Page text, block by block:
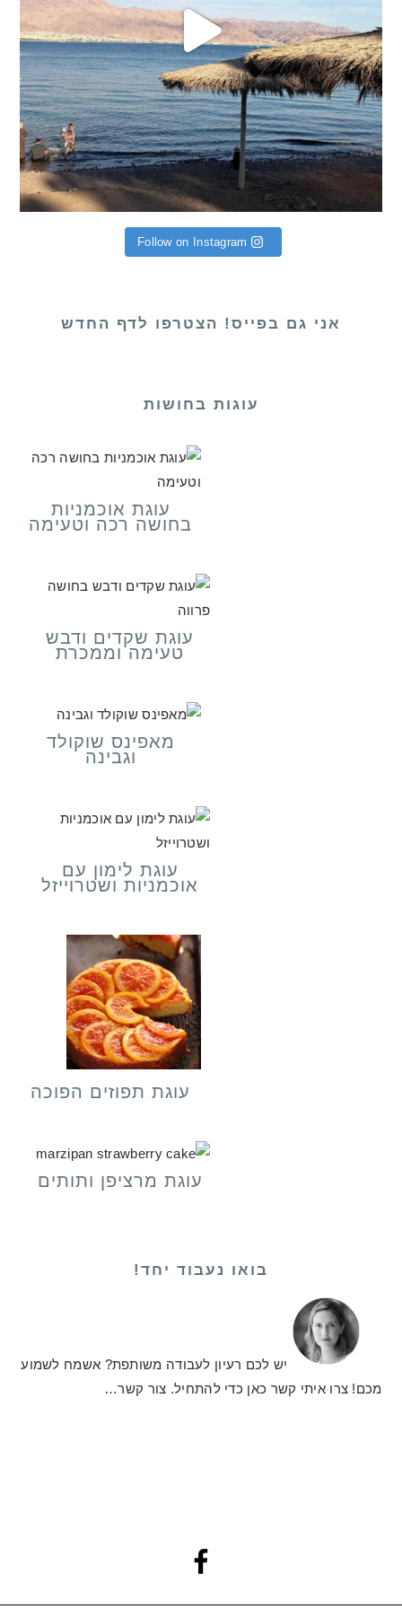
Follow on Instagram
אני גם בפייס! הצטרפו לדף החדש
עוגות בחושות
עוגת אוכמניות
בחושה רכה וטעימה
עוגת שקדים ודבש
טעימה וממכרת
מאפינס שוקולד
וגבינה
עוגת לימון עם
אוכמניות ושטרוייזל
עוגת תפוזים הפוכה
עוגת מרציפן ותותים
בואו נעבוד יחד!
יש לכם רעיון לעבודה משותפת? אשמח לשמוע
מכם! צרו איתי קשר כאן כדי להתחיל. צור קשר…